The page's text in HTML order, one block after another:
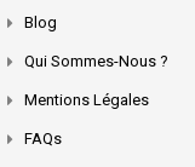
Blog
Qui Sommes-Nous ?
Mentions Légales
FAQs